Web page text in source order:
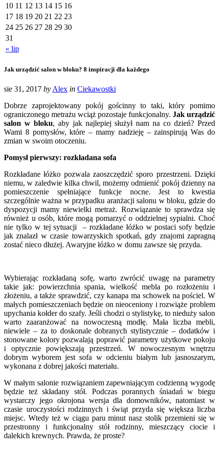
« lip
10 11 12 13 14 15 16
17 18 19 20 21 22 23
24 25 26 27 28 29 30
31
Jak urządzić salon w bloku? 8 inspiracji dla każdego
sie 31, 2017 by Alex in Ciekawostki
Dobrze zaprojektowany pokój gościnny to taki, który pomimo
ograniczonego metrażu wciąż pozostaje funkcjonalny. Jak urządzić
salon w bloku, aby jak najlepiej służył nam na co dzień? Przed
Wami 8 pomysłów, które – mamy nadzieję – zainspirują Was do
zmian w swoim otoczeniu.
Pomysł pierwszy: rozkładana sofa
Rozkładane łóżko pozwala zaoszczędzić sporo przestrzeni. Dzięki
niemu, w zaledwie kilka chwil, możemy odmienić pokój dzienny na
pomieszczenie spełniające funkcje nocne. Jest to kwestia
szczególnie ważna w przypadku aranżacji salonu w bloku, gdzie do
dyspozycji mamy niewielki metraż. Rozwiązanie to sprawdza się
również u osób, które mogą pomarzyć o oddzielnej sypialni. Choć
nie tylko w tej sytuacji – rozkładane łóżko w postaci sofy będzie
jak znalazł w czasie towarzyskich spotkań, gdy znajomi zapragną
zostać nieco dłużej. Awaryjne łóżko w domu zawsze się przyda.
Wybierając rozkładaną sofę, warto zwrócić uwagę na parametry
takie jak: powierzchnia spania, wielkość mebla po rozłożeniu i
złożeniu, a także sprawdzić, czy kanapa ma schowek na pościel. W
małych pomieszczeniach będzie on nieoceniony i rozwiąże problem
upychania kołder do szafy. Jeśli chodzi o stylistykę, to nieduży salon
warto zaaranżować na nowoczesną modłę. Mała liczba mebli,
niewiele – za to doskonale dobranych stylistycznie – dodatków i
stonowane kolory pozwalają poprawić parametry użytkowe pokoju
i optycznie powiększają przestrzeń. W nowoczesnym wnętrzu
dobrym wyborem jest sofa w odcieniu białym lub jasnoszarym,
wykonana z dobrej jakości materiału.
W małym salonie rozwiązaniem zapewniającym codzienną wygodę
będzie też składany stół. Podczas porannych śniadań w biegu
wystarczy jego okrojona wersja dla domowników, natomiast w
czasie uroczystości rodzinnych i świąt przyda się większa liczba
miejsc. Wtedy też w ciągu paru minut nasz stolik przemieni się w
przestronny i funkcjonalny stół rodzinny, mieszczący ciocie i
dalekich krewnych. Prawda, że proste?